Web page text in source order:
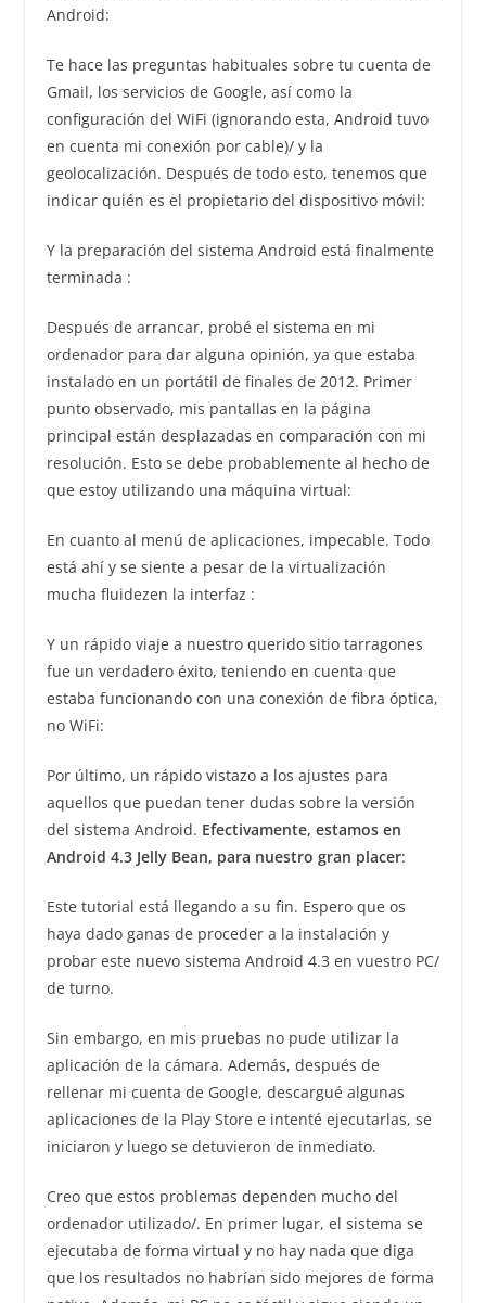
Android:
Te hace las preguntas habituales sobre tu cuenta de
Gmail, los servicios de Google, así como la
configuración del WiFi (ignorando esta, Android tuvo
en cuenta mi conexión por cable)/ y la
geolocalización. Después de todo esto, tenemos que
indicar quién es el propietario del dispositivo móvil:
Y la preparación del sistema Android está finalmente
terminada :
Después de arrancar, probé el sistema en mi
ordenador para dar alguna opinión, ya que estaba
instalado en un portátil de finales de 2012. Primer
punto observado, mis pantallas en la página
principal están desplazadas en comparación con mi
resolución. Esto se debe probablemente al hecho de
que estoy utilizando una máquina virtual:
En cuanto al menú de aplicaciones, impecable. Todo
está ahí y se siente a pesar de la virtualización
mucha fluidezen la interfaz :
Y un rápido viaje a nuestro querido sitio tarragones
fue un verdadero éxito, teniendo en cuenta que
estaba funcionando con una conexión de fibra óptica,
no WiFi:
Por último, un rápido vistazo a los ajustes para
aquellos que puedan tener dudas sobre la versión
del sistema Android. Efectivamente, estamos en
Android 4.3 Jelly Bean, para nuestro gran placer:
Este tutorial está llegando a su fin. Espero que os
haya dado ganas de proceder a la instalación y
probar este nuevo sistema Android 4.3 en vuestro PC/
de turno.
Sin embargo, en mis pruebas no pude utilizar la
aplicación de la cámara. Además, después de
rellenar mi cuenta de Google, descargué algunas
aplicaciones de la Play Store e intenté ejecutarlas, se
iniciaron y luego se detuvieron de inmediato.
Creo que estos problemas dependen mucho del
ordenador utilizado/. En primer lugar, el sistema se
ejecutaba de forma virtual y no hay nada que diga
que los resultados no habrían sido mejores de forma